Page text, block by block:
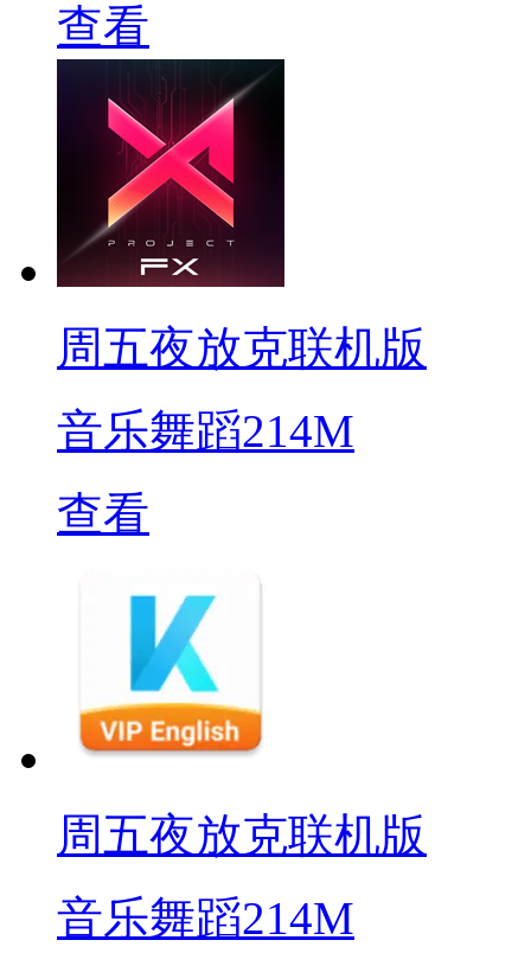
查看
周五夜放克联机版
音乐舞蹈214M
查看
周五夜放克联机版
音乐舞蹈214M